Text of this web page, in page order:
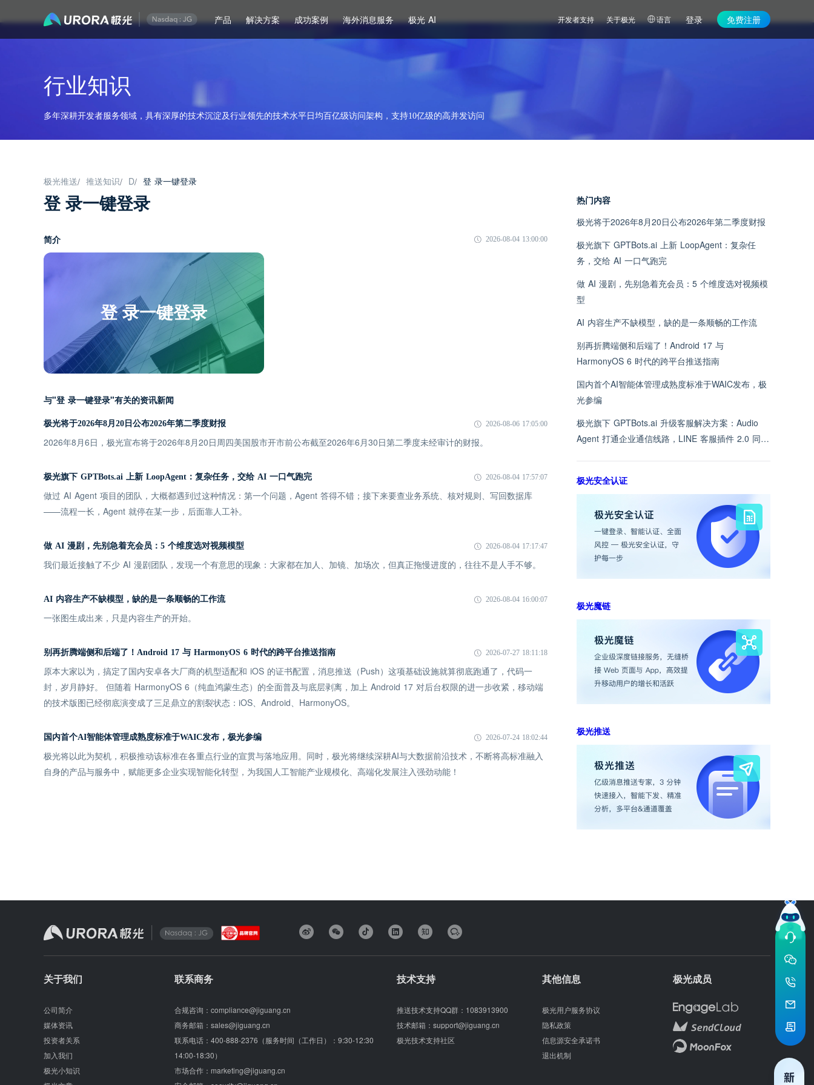
产品 解决方案 成功案例 海外消息服务 极光 AI 开发者支持 关于极光 语言 登录 免费注册
行业知识
多年深耕开发者服务领域，具有深厚的技术沉淀及行业领先的技术水平日均百亿级访问架构，支持10亿级的高并发访问
极光推送/ 推送知识/ D/ 登 录一键登录
登 录一键登录
简介 2026-08-04 13:00:00
登 录一键登录
与"登 录一键登录"有关的资讯新闻
极光将于2026年8月20日公布2026年第二季度财报 2026-08-06 17:05:00
2026年8月6日，极光宣布将于2026年8月20日周四美国股市开市前公布截至2026年6月30日第二季度未经审计的财报。
极光旗下 GPTBots.ai 上新 LoopAgent：复杂任务，交给 AI 一口气跑完 2026-08-04 17:57:07
做过 AI Agent 项目的团队，大概都遇到过这种情况：第一个问题，Agent 答得不错；接下来要查业务系统、核对规则、写回数据库
——流程一长，Agent 就停在某一步，后面靠人工补。
做 AI 漫剧，先别急着充会员：5 个维度选对视频模型 2026-08-04 17:17:47
我们最近接触了不少 AI 漫剧团队，发现一个有意思的现象：大家都在加人、加镜、加场次，但真正拖慢进度的，往往不是人手不够。
AI 内容生产不缺模型，缺的是一条顺畅的工作流 2026-08-04 16:00:07
一张图生成出来，只是内容生产的开始。
别再折腾端侧和后端了！Android 17 与 HarmonyOS 6 时代的跨平台推送指南 2026-07-27 18:11:18
原本大家以为，搞定了国内安卓各大厂商的机型适配和 iOS 的证书配置，消息推送（Push）这项基础设施就算彻底跑通了，代码一
封，岁月静好。 但随着 HarmonyOS 6（纯血鸿蒙生态）的全面普及与底层剥离，加上 Android 17 对后台权限的进一步收紧，移动端
的技术版图已经彻底演变成了三足鼎立的割裂状态：iOS、Android、HarmonyOS。
国内首个AI智能体管理成熟度标准于WAIC发布，极光参编 2026-07-24 18:02:44
极光将以此为契机，积极推动该标准在各重点行业的宣贯与落地应用。同时，极光将继续深耕AI与大数据前沿技术，不断将高标准融入
自身的产品与服务中，赋能更多企业实现智能化转型，为我国人工智能产业规模化、高端化发展注入强劲动能！
热门内容
极光将于2026年8月20日公布2026年第二季度财报
极光旗下 GPTBots.ai 上新 LoopAgent：复杂任
务，交给 AI 一口气跑完
做 AI 漫剧，先别急着充会员：5 个维度选对视频模
型
AI 内容生产不缺模型，缺的是一条顺畅的工作流
别再折腾端侧和后端了！Android 17 与
HarmonyOS 6 时代的跨平台推送指南
国内首个AI智能体管理成熟度标准于WAIC发布，极
光参编
极光旗下 GPTBots.ai 升级客服解决方案：Audio
Agent 打通企业通信线路，LINE 客服插件 2.0 同步
极光安全认证
极光魔链
极光推送
关于我们
公司简介
媒体资讯
投资者关系
加入我们
极光小知识
联系商务
合规咨询： compliance@jiguang.cn
商务邮箱： sales@jiguang.cn
联系电话： 400-888-2376（服务时间（工作日）：9:30-12:30
14:00-18:30）
市场合作： marketing@jiguang.cn
技术支持
推送技术支持QQ群： 1083913900
技术邮箱： support@jiguang.cn
极光技术支持社区
其他信息
极光用户服务协议
隐私政策
信息源安全承诺书
退出机制
极光成员